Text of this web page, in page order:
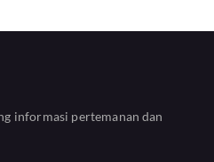
informasi pertemanan dan